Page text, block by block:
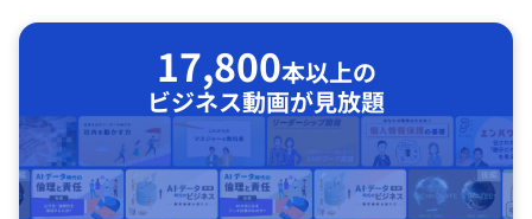
17,800本以上の
ビジネス動画が見放題